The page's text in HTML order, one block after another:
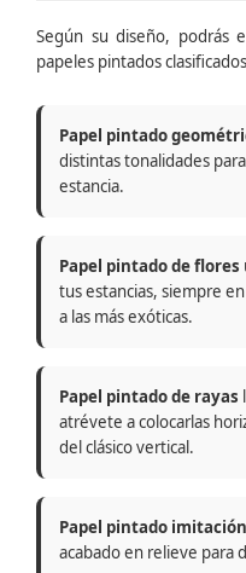
Según su diseño, podrás
papeles pintados
Papel pintado
distintas tonalidades
estancia.
Papel pintado de flores
tus estancias, siempre
a las más exóticas.
Papel pintado de rayas
atrévete a colocarlas
del clásico vertical.
Papel pintado
acabado en relieve para